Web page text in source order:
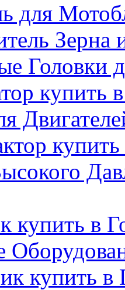
для
Зерна
Головки
купить
купить
купить в
купить в